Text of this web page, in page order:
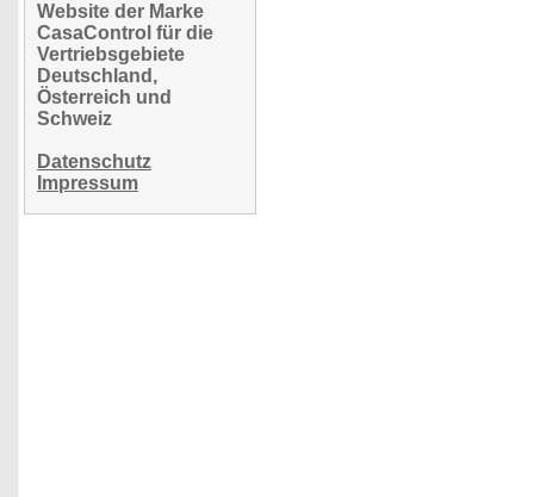
Website der Marke
CasaControl für die
Vertriebsgebiete
Deutschland,
Österreich und
Schweiz
Datenschutz
Impressum